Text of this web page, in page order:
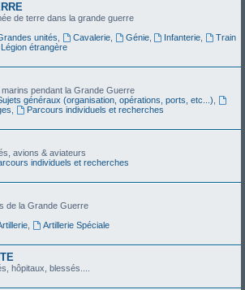
de terre dans la grande guerre
unités Cavalerie, Génie, Infanterie
Train
Légion étrangère
pendant la Grande Guerre
généraux (organisation, opérations, ports, etc...)
Parcours individuels et recherches
avions & aviateurs
individuels et recherches
de la Grande Guerre
,
Artillerie Spéciale
hôpitaux, blessés....